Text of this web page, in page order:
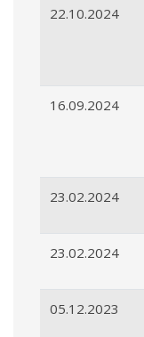
22.10.2024
16.09.2024
23.02.2024
23.02.2024
05.12.2023